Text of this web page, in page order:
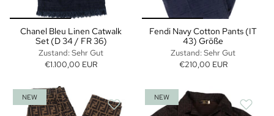
Chanel Bleu Linen Catwalk
Set (D 34 / FR 36)
Zustand: Sehr Gut
€1.100,00 EUR
Fendi Navy Cotton Pants (IT
43) Größe
Zustand: Sehr Gut
€210,00 EUR
NEW NEW